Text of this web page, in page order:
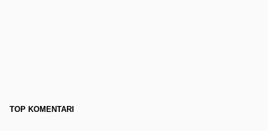
TOP KOMENTARI